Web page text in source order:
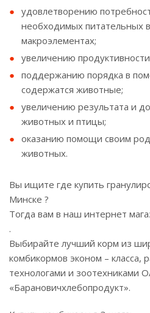
удовлетворению
необходимых питательных
макроэлементах;
увеличению
поддержанию порядка в
содержатся животные;
увеличению результата и
животных и птицы;
оказанию помощи своим
животных.
Вы ищите где купить
Минске ?
Тогда вам в наш интернет
.
Выбирайте лучший корм из
комбикормов эконом – класса,
технологами и зоотехниками
«Барановичхлебопродукт».